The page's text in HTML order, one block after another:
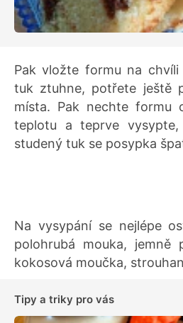
Pak vložte formu na
tuk ztuhne, potřete ještě
místa. Pak nechte formu
teplotu a teprve
studený tuk se posypka
Na vysypání se nejlépe
polohrubá mouka, jemně
kokosová moučka,
Tipy a triky pro vás